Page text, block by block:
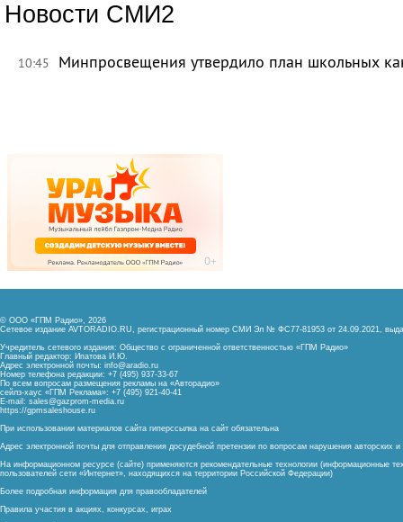
Новости СМИ2
10:45 Минпросвещения утвердило план школьных
© ООО «ГПМ Радио», 2026
Сетевое издание AVTORADIO.RU, регистрационный номер СМИ Эл № ФС77-81953 от 24.09.2021,
Учредитель сетевого издания: Общество с ограниченной ответственностью «ГПМ Радио»
Главный редактор: Ипатова И.Ю.
Адрес электронной почты: info@aradio.ru
Номер телефона редакции: +7 (495) 937-33-67
По всем вопросам размещения рекламы на «Авторадио»
сейлз-хаус «ГПМ Реклама»: +7 (495) 921-40-41
E-mail: sales@gazprom-media.ru
https://gpmsaleshouse.ru
При использовании материалов сайта гиперссылка на сайт обязательна
Адрес электронной почты для отправления досудебной претензии по вопросам нарушения авторских
На информационном ресурсе (сайте) применяются рекомендательные технологии (информационные
пользователей сети «Интернет», находящихся на территории Российской Федерации)
Более подробная информация для правообладателей
Правила участия в акциях, конкурсах, играх